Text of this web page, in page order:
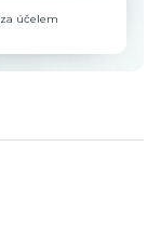
za účelem